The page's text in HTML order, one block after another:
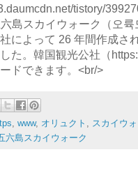
tistory/
島スカイウォーク（오
によって 26 年間作成さ
た。韓国観光公社（
ドできます。<br/>
, www, オリュクト , スカイウ
六島スカイウォーク